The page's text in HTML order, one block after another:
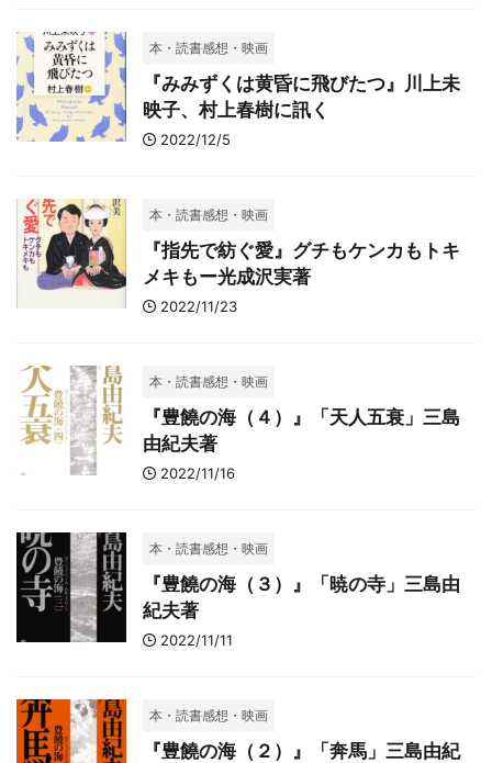
本・読書感想・映画
『みみずくは黄昏に飛びたつ』川上未
映子、村上春樹に訊く
2022/12/5
本・読書感想・映画
『指先で紡ぐ愛』グチもケンカもトキ
メキもー光成沢実著
2022/11/23
本・読書感想・映画
『豊饒の海（４）』「天人五衰」三島
由紀夫著
2022/11/16
本・読書感想・映画
『豊饒の海（３）』「暁の寺」三島由
紀夫著
2022/11/11
本・読書感想・映画
『豊饒の海（２）』「奔馬」三島由紀